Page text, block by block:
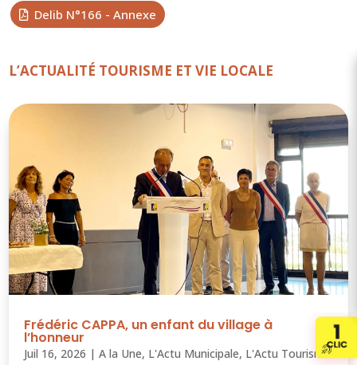
Delib N°166 - Annexe
L’ACTUALITÉ TOURISME ET VIE LOCALE
Frédéric CAPPA, un enfant du village à
l’honneur
Juil 16, 2026 |A la Une, L'Actu Municipale, L'Actu Tourisme